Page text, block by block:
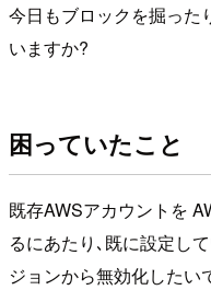
今日もブロックを掘った
いますか?
困っていたこと
既存AWSアカウントを
るにあたり､既に設定し
ジョンから無効化したい